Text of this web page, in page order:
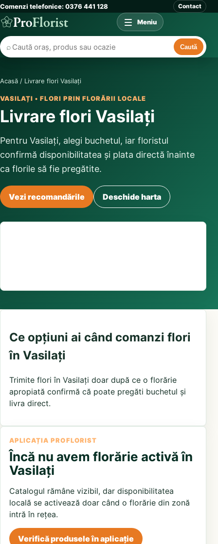
Comenzi telefonice: 0376 441 128 Contact
⌕ Caută
Meniu
Acasă / Livrare flori Vasilați
VASILAȚI • FLORI PRIN FLORĂRII LOCALE
Livrare flori Vasilați
Pentru Vasilați, alegi buchetul, iar floristul
confirmă disponibilitatea și plata directă înainte
ca florile să fie pregătite.
Vezi recomandările Deschide harta
Ce opțiuni ai când comanzi flori
în Vasilați
Trimite flori în Vasilați doar după ce o florărie
apropiată confirmă că poate pregăti buchetul și
livra direct.
APLICAȚIA PROFLORIST
Încă nu avem florărie activă în
Vasilați
Catalogul rămâne vizibil, dar disponibilitatea
locală se activează doar când o florărie din zonă
intră în rețea.
Verifică produsele în aplicație